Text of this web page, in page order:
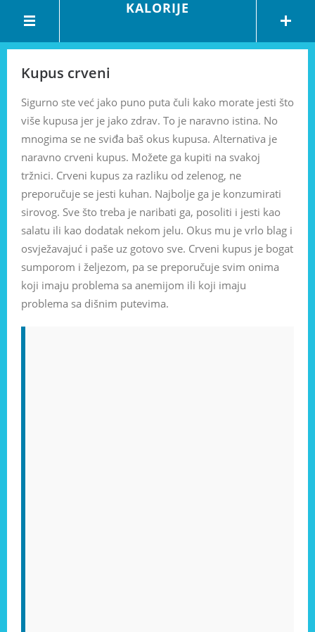
KALORIJE
Kupus crveni
Sigurno ste već jako puno puta čuli kako morate jesti što
više kupusa jer je jako zdrav. To je naravno istina. No
mnogima se ne sviđa baš okus kupusa. Alternativa je
naravno crveni kupus. Možete ga kupiti na svakoj
tržnici. Crveni kupus za razliku od zelenog, ne
preporučuje se jesti kuhan. Najbolje ga je konzumirati
sirovog. Sve što treba je naribati ga, posoliti i jesti kao
salatu ili kao dodatak nekom jelu. Okus mu je vrlo blag i
osvježavajuć i paše uz gotovo sve. Crveni kupus je bogat
sumporom i željezom, pa se preporučuje svim onima
koji imaju problema sa anemijom ili koji imaju
problema sa dišnim putevima.